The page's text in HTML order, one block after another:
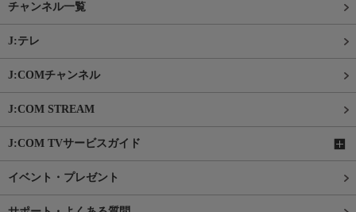
チャンネル一覧
J:テレ
J:COMチャンネル
J:COM STREAM
J:COM TVサービスガイド
イベント・プレゼント